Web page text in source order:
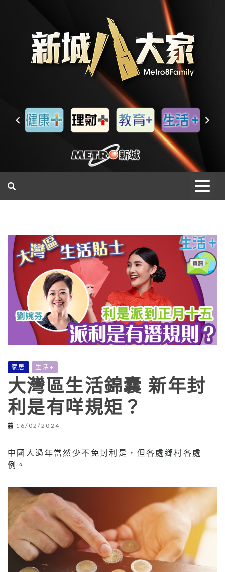
家居 生活+
大灣區生活錦囊 新年封
利是有咩規矩？
16/02/2024
中國人過年當然少不免封利是，但各處鄉村各處
例。